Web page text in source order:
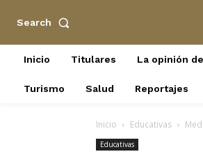
Search
Inicio Titulares La opinión
Turismo Salud Reportajes
Inicio Educativas
Educativas